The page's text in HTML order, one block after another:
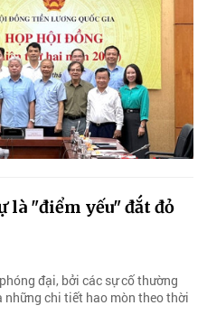
là "điểm yếu" đắt đỏ
đại, bởi các sự cố thường
những chi tiết hao mòn theo thời